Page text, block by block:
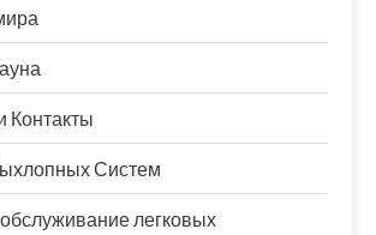
Контакты
Систем
легковых